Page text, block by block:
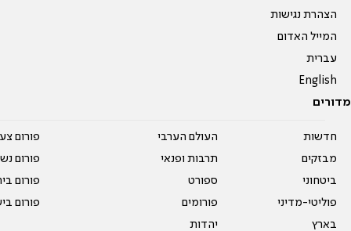
הצהרת נגישות
המייל האדום
עברית
English
מדורים
חדשות
מבזקים
ביטחוני
פוליטי-מדיני
בארץ
העולם הערבי
תרבות ופנאי
ספורט
פורומים
יהדות
פורום
פורום
פורום
פורום